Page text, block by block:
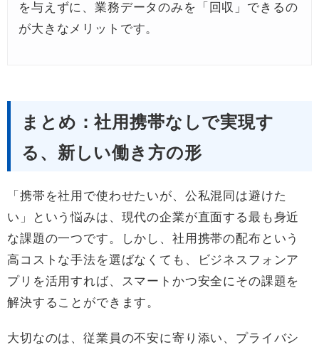
を与えずに、業務データのみを「回収」できるの
が大きなメリットです。
まとめ：社用携帯なしで実現す
る、新しい働き方の形
「携帯を社用で使わせたいが、公私混同は避けた
い」という悩みは、現代の企業が直面する最も身近
な課題の一つです。しかし、社用携帯の配布という
高コストな手法を選ばなくても、ビジネスフォンア
プリを活用すれば、スマートかつ安全にその課題を
解決することができます。
大切なのは、従業員の不安に寄り添い、プライバシ